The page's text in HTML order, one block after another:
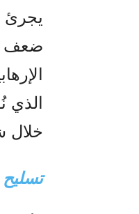
يجرئ
ضعف
خلال شهر
تسليح